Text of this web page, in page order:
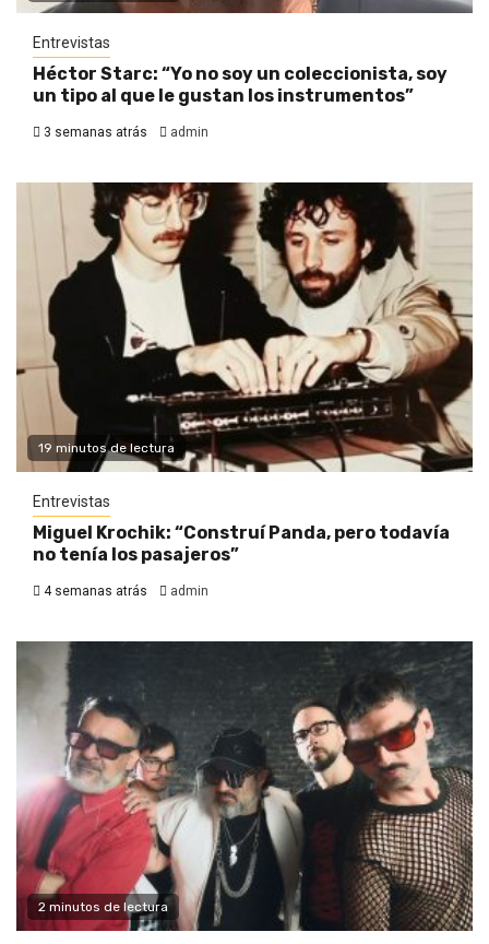
Entrevistas
Héctor Starc: “Yo no soy un coleccionista, soy
un tipo al que le gustan los instrumentos”
3 semanas atrás admin
19 minutos de lectura
Entrevistas
Miguel Krochik: “Construí Panda, pero todavía
no tenía los pasajeros”
4 semanas atrás admin
2 minutos de lectura